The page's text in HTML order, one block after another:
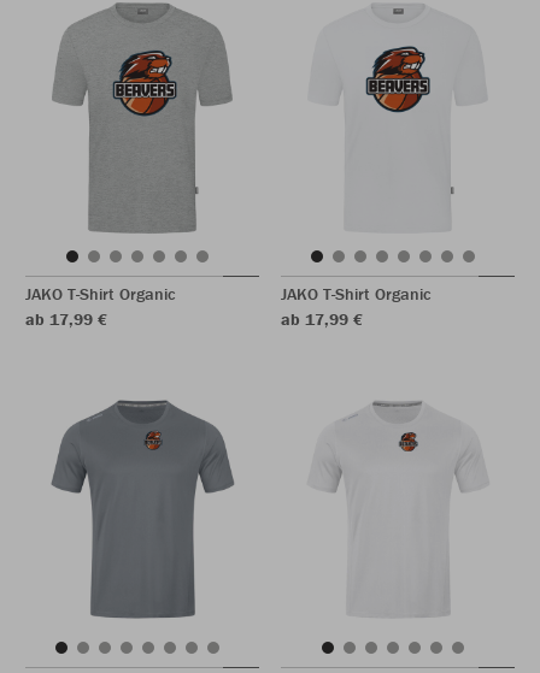
JAKO T-Shirt Organic
ab 17,99 €
JAKO T-Shirt Organic
ab 17,99 €